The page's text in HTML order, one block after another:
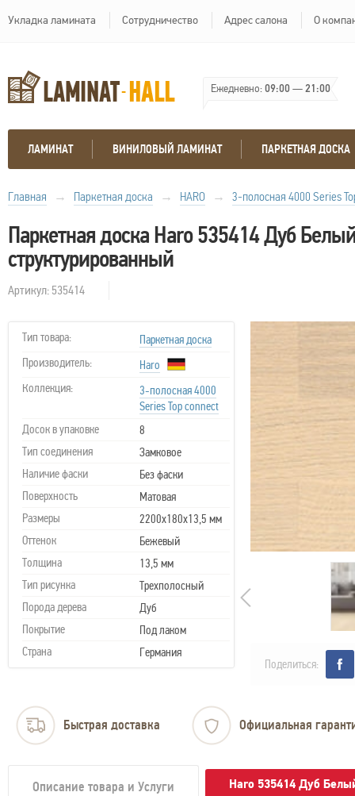
Укладка ламината Сотрудничество Адрес салона О
Ежедневно:09:00—21:00
ЛАМИНАТ ВИНИЛОВЫЙ ЛАМИНАТ ПАРКЕТНАЯ ДОСКА
Главная → Паркетная доска → HARO → 3-полосная 4000 Series
Паркетная доска Haro 535414 Дуб
структурированный
Артикул: 535414
Тип товара:
Паркетная доска
Производитель:
Haro
Коллекция:
3-полосная 4000
Series Top connect
Досок в упаковке
8
Тип соединения
Замковое
Наличие фаски
Без фаски
Поверхность
Матовая
Размеры
2200х180х13,5 мм
Оттенок
Бежевый
Толщина
13,5 мм
Тип рисунка
Трехполосный
Порода дерева
Дуб
Покрытие
Под лаком
Страна
Германия
Поделиться:
Быстрая доставка Официальная
Описание товара и Услуги Haro 535414 Дуб